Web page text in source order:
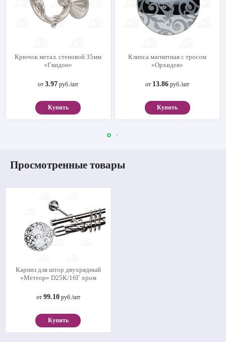
Крючок метал. стеновой 35мм
«Гвидон»
от3.97 руб./шт
Купить
Клипса магнитная с тросом
«Орхидея»
от 13.86 руб./шт
Купить
Просмотренные товары
Карниз для штор двухрядный
«Метеор» D25К/16Г хром
от 99.10руб./шт
Купить